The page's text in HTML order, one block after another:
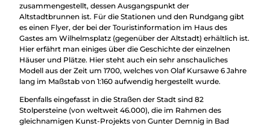
zusammengestellt, dessen Ausgangspunkt der
Altstadtbrunnen ist. Für die Stationen und den Rundgang gibt
es einen Flyer, der bei der Touristinformation im Haus des
Gastes am Wilhelmsplatz (gegenüber der Altstadt) erhältlich ist.
Hier erfährt man einiges über die Geschichte der einzelnen
Häuser und Plätze. Hier steht auch ein sehr anschauliches
Modell aus der Zeit um 1700, welches von Olaf Kursawe 6 Jahre
lang im Maßstab von 1:160 aufwendig hergestellt wurde.
Ebenfalls eingefasst in die Straßen der Stadt sind 82
Stolpersteine (von weltweit 46.000), die im Rahmen des
gleichnamigen Kunst-Projekts von Gunter Demnig in Bad